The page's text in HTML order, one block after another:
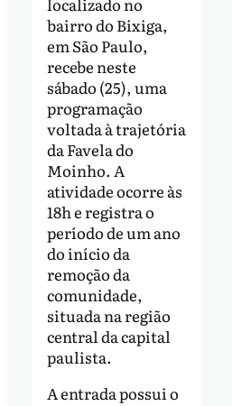
bairro do Bixiga,
em São Paulo,
recebe neste
sábado (25), uma
programação
voltada à trajetória
da Favela do
Moinho. A
atividade ocorre às
18h e registra o
período de um ano
do início da
remoção da
comunidade,
situada na região
central da capital
paulista.
A entrada possui o